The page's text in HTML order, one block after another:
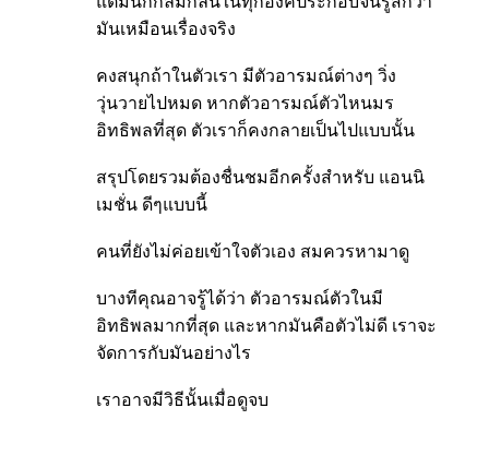
มันเหมือนเรื่องจริง
คงสนุกถ้าในตัวเรา มีตัวอารมณ์ต่างๆ วิ่ง
วุ่นวายไปหมด หากตัวอารมณ์ตัวไหนมร
อิทธิพลที่สุด ตัวเราก็คงกลายเป็นไปแบบนั้น
สรุปโดยรวมต้องชื่นชมอีกครั้งสำหรับ แอนนิ
เมชั่น ดีๆแบบนี้
คนที่ยังไม่ค่อยเข้าใจตัวเอง สมควรหามาดู
บางทีคุณอาจรู้ได้ว่า ตัวอารมณ์ตัวในมี
อิทธิพลมากที่สุด และหากมันคือตัวไม่ดี เราจะ
จัดการกับมันอย่างไร
เราอาจมีวิธีนั้นเมื่อดูจบ